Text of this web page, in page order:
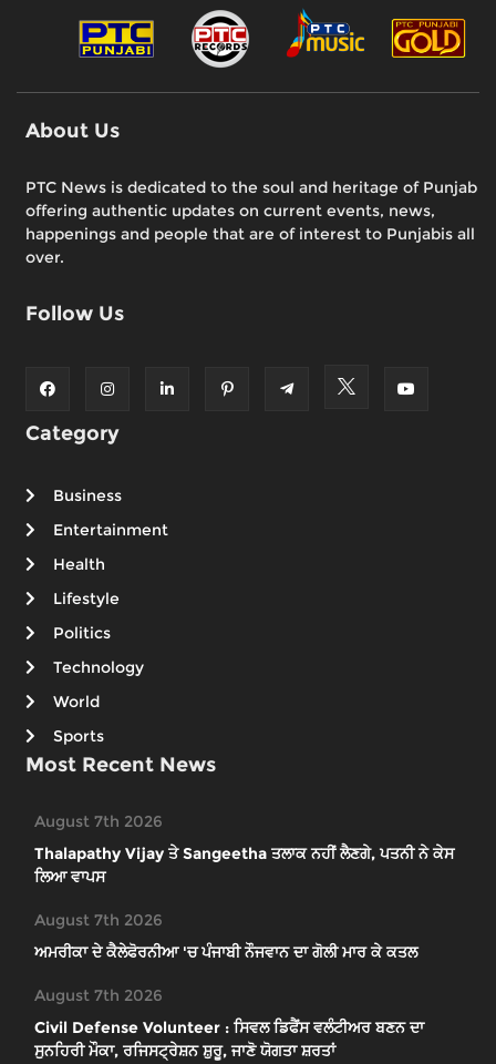
About Us
PTC News is dedicated to the soul and heritage of Punjab
offering authentic updates on current events, news,
happenings and people that are of interest to Punjabis all
over.
Follow Us
Category
Business
Entertainment
Health
Lifestyle
Politics
Technology
World
Sports
Most Recent News
August 7th 2026
Thalapathy Vijay ਤੇ Sangeetha ਤਲਾਕ ਨਹੀਂ ਲੈਣਗੇ, ਪਤਨੀ ਨੇ ਕੇਸ
ਲਿਆ ਵਾਪਸ
August 7th 2026
ਅਮਰੀਕਾ ਦੇ ਕੈਲੇਫੋਰਨੀਆ 'ਚ ਪੰਜਾਬੀ ਨੌਜਵਾਨ ਦਾ ਗੋਲੀ ਮਾਰ ਕੇ ਕਤਲ
August 7th 2026
Civil Defense Volunteer : ਸਿਵਲ ਡਿਫੈਂਸ ਵਲੰਟੀਅਰ ਬਣਨ ਦਾ
ਸੁਨਹਿਰੀ ਮੌਕਾ, ਰਜਿਸਟ੍ਰੇਸ਼ਨ ਸ਼ੁਰੂ, ਜਾਣੋ ਯੋਗਤਾ ਸ਼ਰਤਾਂ